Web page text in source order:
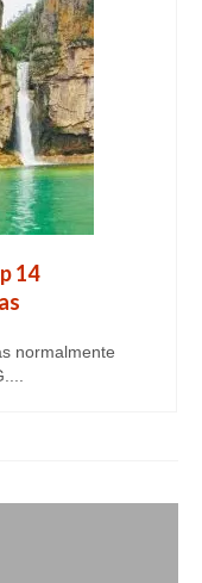
14
normalmente